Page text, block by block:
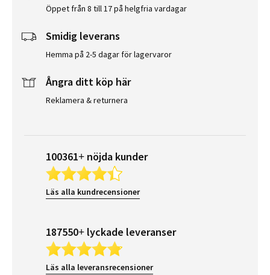
Öppet från 8 till 17 på helgfria vardagar
Smidig leverans
Hemma på 2-5 dagar för lagervaror
Ångra ditt köp här
Reklamera & returnera
100361+ nöjda kunder
Läs alla kundrecensioner
187550+ lyckade leveranser
Läs alla leveransrecensioner